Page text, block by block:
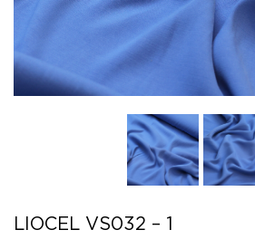
LIOCEL VS032 – 1